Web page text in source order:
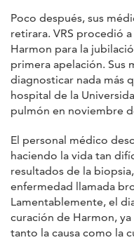
Poco después, sus
retirara. VRS procedió
Harmon para la
primera apelación. Sus
diagnosticar nada más
hospital de la
pulmón en noviembre
El personal médico
haciendo la vida tan
resultados de la
enfermedad llamada
Lamentablemente, el
curación de Harmon,
tanto la causa como la